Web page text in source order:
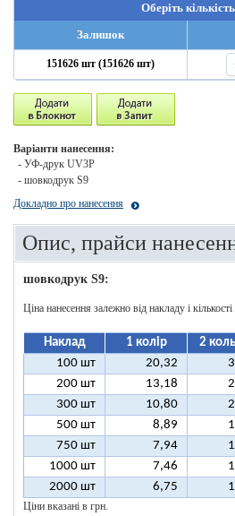
Оберіть кількість
Залишок
151626 шт (151626 шт)
Варіанти нанесення:
- УФ-друк UV3P
- шовкодрук S9
Докладно про нанесення
Опис, прайси
шовкодрук S9:
Ціна нанесення залежно від накладу і кількості
Наклад 1 колір 2
100 шт
20,32
200 шт
13,18
300 шт
10,80
500 шт
8,89
750 шт
7,94
1000 шт
7,46
2000 шт
6,75
Ціни вказані в грн.